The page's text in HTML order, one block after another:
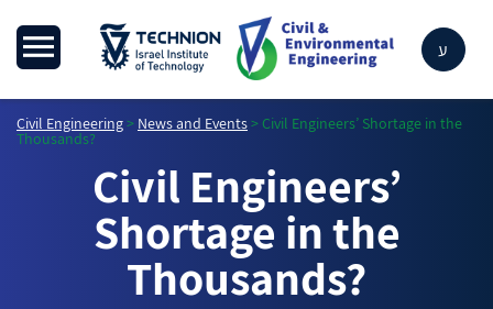
ע
Civil Engineering> News and Events>Civil Engineers’ Shortage in the
Thousands?
Civil Engineers’
Shortage in the
Thousands?